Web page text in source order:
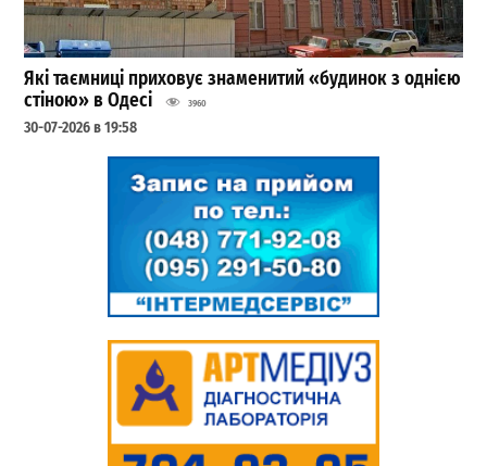
Які таємниці приховує знаменитий «будинок з однією
стіною» в Одесі
3960
30-07-2026 в 19:58